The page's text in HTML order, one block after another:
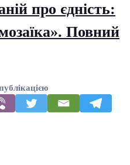
про єдність:
Повний